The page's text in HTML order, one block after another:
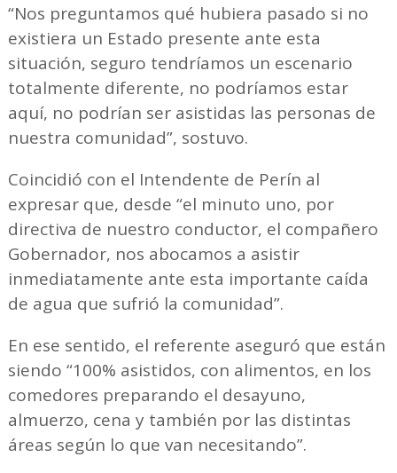
“Nos preguntamos qué hubiera pasado si no
existiera un Estado presente ante esta
situación, seguro tendríamos un escenario
totalmente diferente, no podríamos estar
aquí, no podrían ser asistidas las personas de
nuestra comunidad”, sostuvo.
Coincidió con el Intendente de Perín al
expresar que, desde “el minuto uno, por
directiva de nuestro conductor, el compañero
Gobernador, nos abocamos a asistir
inmediatamente ante esta importante caída
de agua que sufrió la comunidad”.
En ese sentido, el referente aseguró que están
siendo “100% asistidos, con alimentos, en los
comedores preparando el desayuno,
almuerzo, cena y también por las distintas
áreas según lo que van necesitando”.